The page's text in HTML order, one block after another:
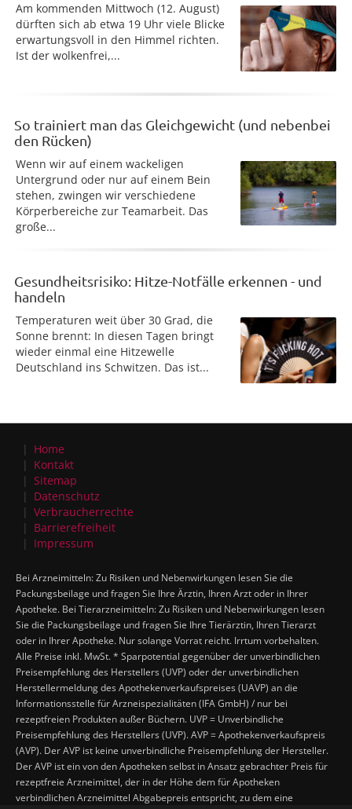
Am kommenden Mittwoch (12. August)
dürften sich ab etwa 19 Uhr viele Blicke
erwartungsvoll in den Himmel richten.
Ist der wolkenfrei,...
So trainiert man das Gleichgewicht (und nebenbei
den Rücken)
Wenn wir auf einem wackeligen
Untergrund oder nur auf einem Bein
stehen, zwingen wir verschiedene
Körperbereiche zur Teamarbeit. Das
große...
Gesundheitsrisiko: Hitze-Notfälle erkennen - und
handeln
Temperaturen weit über 30 Grad, die
Sonne brennt: In diesen Tagen bringt
wieder einmal eine Hitzewelle
Deutschland ins Schwitzen. Das ist...
Home
Kontakt
Sitemap
Datenschutz
Verbraucherrechte
Barrierefreiheit
Impressum
Bei Arzneimitteln: Zu Risiken und Nebenwirkungen lesen Sie die
Packungsbeilage und fragen Sie Ihre Ärztin, Ihren Arzt oder in Ihrer
Apotheke. Bei Tierarzneimitteln: Zu Risiken und Nebenwirkungen lesen
Sie die Packungsbeilage und fragen Sie Ihre Tierärztin, Ihren Tierarzt
oder in Ihrer Apotheke. Nur solange Vorrat reicht. Irrtum vorbehalten.
Alle Preise inkl. MwSt. * Sparpotential gegenüber der unverbindlichen
Preisempfehlung des Herstellers (UVP) oder der unverbindlichen
Herstellermeldung des Apothekenverkaufspreises (UAVP) an die
Informationsstelle für Arzneispezialitäten (IFA GmbH) / nur bei
rezeptfreien Produkten außer Büchern. UVP = Unverbindliche
Preisempfehlung des Herstellers (UVP). AVP = Apothekenverkaufspreis
(AVP). Der AVP ist keine unverbindliche Preisempfehlung der Hersteller.
Der AVP ist ein von den Apotheken selbst in Ansatz gebrachter Preis für
rezeptfreie Arzneimittel, der in der Höhe dem für Apotheken
verbindlichen Arzneimittel Abgabepreis entspricht, zu dem eine